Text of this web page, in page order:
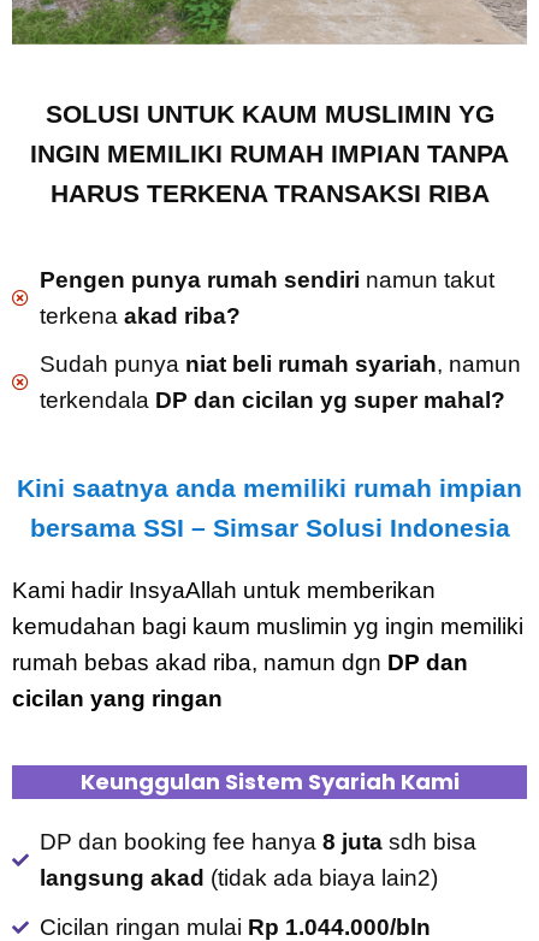
SOLUSI UNTUK KAUM MUSLIMIN YG
INGIN MEMILIKI RUMAH IMPIAN TANPA
HARUS TERKENA TRANSAKSI RIBA
Pengen punya rumah sendiri namun takut
terkena akad riba?
Sudah punya niat beli rumah syariah, namun
terkendala DP dan cicilan yg super mahal?
Kini saatnya anda memiliki rumah impian
bersama SSI – Simsar Solusi Indonesia
Kami hadir InsyaAllah untuk memberikan
kemudahan bagi kaum muslimin yg ingin memiliki
rumah bebas akad riba, namun dgn DP dan
cicilan yang ringan
Keunggulan Sistem Syariah Kami
DP dan booking fee hanya 8 juta sdh bisa
langsung akad (tidak ada biaya lain2)
Cicilan ringan mulai Rp 1.044.000/bln